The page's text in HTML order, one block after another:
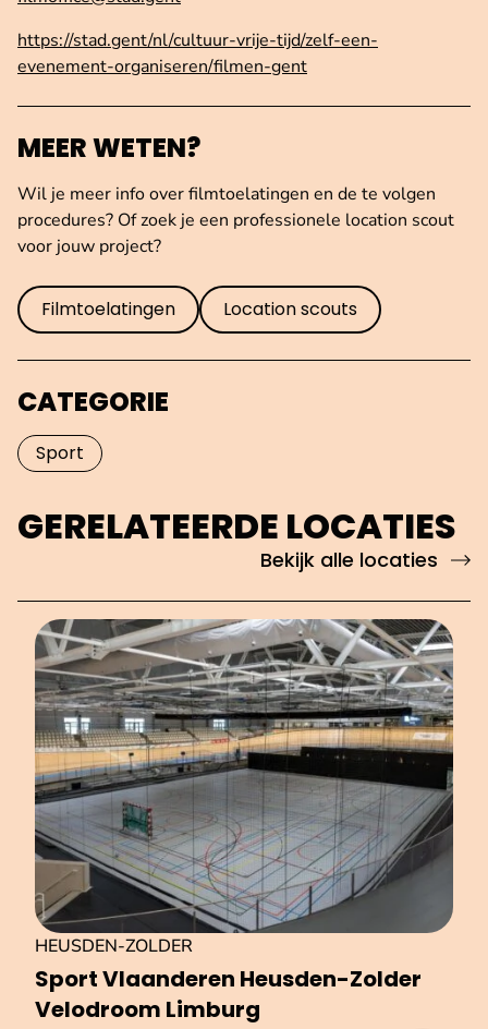
https://stad.gent/nl/cultuur-vrije-tijd/zelf-een-
evenement-organiseren/filmen-gent
MEER WETEN?
Wil je meer info over filmtoelatingen en de te volgen
procedures? Of zoek je een professionele location scout
voor jouw project?
Filmtoelatingen Location scouts
CATEGORIE
Sport
GERELATEERDE LOCATIES
Bekijk alle locaties
Sport Vlaanderen Heusden-Zolder
Velodroom Limburg
HEUSDEN-ZOLDER